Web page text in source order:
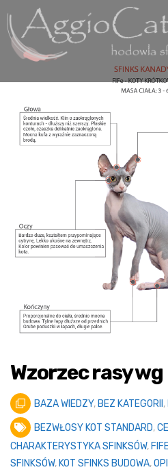
Wzorzec rasy wg
BAZA WIEDZY, BEZ KATEGORII ,
BEZWŁOSY KOT STANDARD,
CHARAKTERYSTYKA SFINKSÓW,
SFINKSÓW, KOT SFINKS BUDOWA,